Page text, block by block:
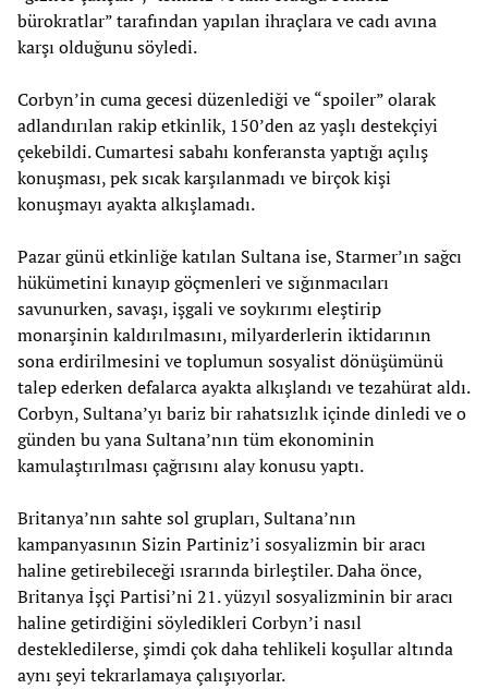
bürokratlar” tarafından yapılan ihraçlara ve cadı avına
karşı olduğunu söyledi.
Corbyn’in cuma gecesi düzenlediği ve “spoiler” olarak
adlandırılan rakip etkinlik, 150’den az yaşlı destekçiyi
çekebildi. Cumartesi sabahı konferansta yaptığı açılış
konuşması, pek sıcak karşılanmadı ve birçok kişi
konuşmayı ayakta alkışlamadı.
Pazar günü etkinliğe katılan Sultana ise, Starmer’ın sağcı
hükümetini kınayıp göçmenleri ve sığınmacıları
savunurken, savaşı, işgali ve soykırımı eleştirip
monarşinin kaldırılmasını, milyarderlerin iktidarının
sona erdirilmesini ve toplumun sosyalist dönüşümünü
talep ederken defalarca ayakta alkışlandı ve tezahürat aldı.
Corbyn, Sultana’yı bariz bir rahatsızlık içinde dinledi ve o
günden bu yana Sultana’nın tüm ekonominin
kamulaştırılması çağrısını alay konusu yaptı.
Britanya’nın sahte sol grupları, Sultana’nın
kampanyasının Sizin Partiniz’i sosyalizmin bir aracı
haline getirebileceği ısrarında birleştiler. Daha önce,
Britanya İşçi Partisi’ni 21. yüzyıl sosyalizminin bir aracı
haline getirdiğini söyledikleri Corbyn’i nasıl
destekledilerse, şimdi çok daha tehlikeli koşullar altında
aynı şeyi tekrarlamaya çalışıyorlar.